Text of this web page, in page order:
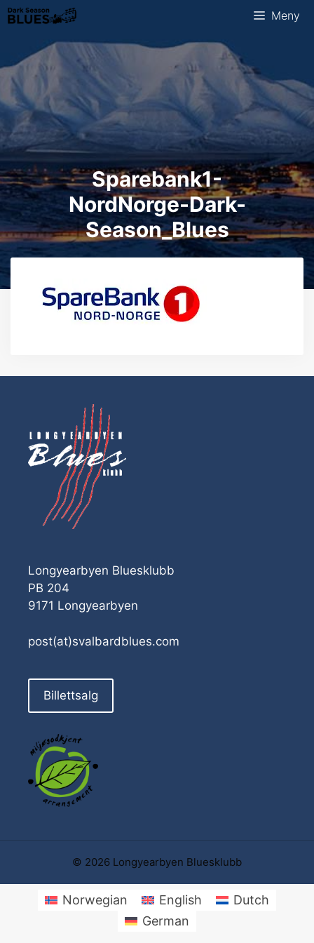
Hopp
til
innhold
Meny
Sparebank1-
NordNorge-Dark-
Season_Blues
Longyearbyen Bluesklubb
PB 204
9171 Longyearbyen
post(at)svalbardblues.com
Billettsalg
© 2026 Longyearbyen Bluesklubb
Norwegian English
Dutch
German